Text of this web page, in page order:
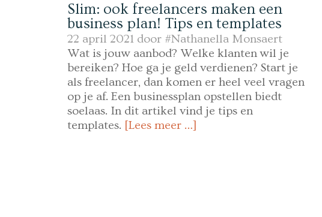
Slim: ook freelancers maken een
business plan! Tips en templates
22 april 2021 door #Nathanella Monsaert
Wat is jouw aanbod? Welke klanten wil je
bereiken? Hoe ga je geld verdienen? Start je
als freelancer, dan komen er heel veel vragen
op je af. Een businessplan opstellen biedt
soelaas. In dit artikel vind je tips en
templates. [Lees meer …]